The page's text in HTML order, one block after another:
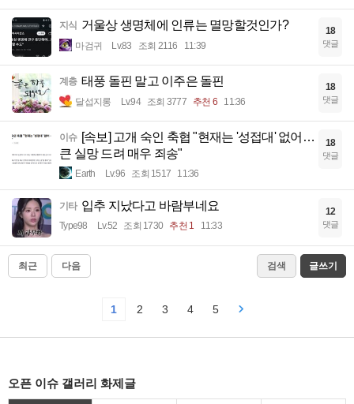
지식 거울상 생명체에 인류는 멸망할것인가?
마검귀 Lv.83 조회 2116 11:39
18
댓글
계층 태풍 돌핀 말고 이주은 돌핀
달섭지롱 Lv.94 조회 3777 추천 6 11:36
18
댓글
이슈 [속보] 고개 숙인 축협 "현재는 '성접대' 없어…
큰 실망 드려 매우 죄송"
Earth Lv.96 조회 1517 11:36
18
댓글
기타 입추 지났다고 바람부네요
Type98 Lv.52 조회 1730 추천 1 11:33
12
댓글
최근 다음 검색 글쓰기
1 2 3 4 5
오픈 이슈 갤러리 화제글